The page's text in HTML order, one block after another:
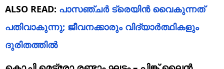
ALSO READ: പാസഞ്ചർ ട്രെയിൻ വൈകുന്നത്
പതിവാകുന്നു; ജീവനക്കാരും വിദ്യാർത്ഥികളും
ദുരിതത്തിൽ